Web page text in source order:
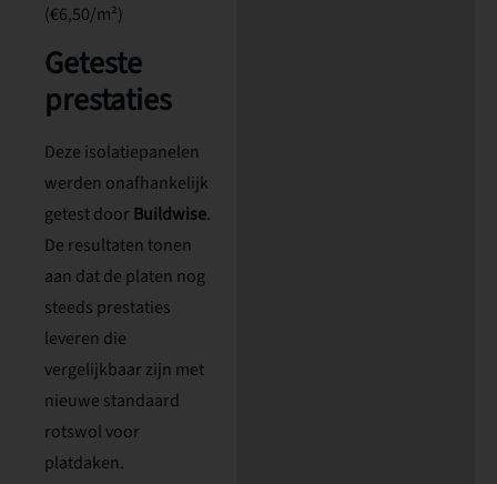
(€6,50/m²)
Geteste
prestaties
Deze isolatiepanelen
werden onafhankelijk
getest door Buildwise.
De resultaten tonen
aan dat de platen nog
steeds prestaties
leveren die
vergelijkbaar zijn met
nieuwe standaard
rotswol voor
platdaken.